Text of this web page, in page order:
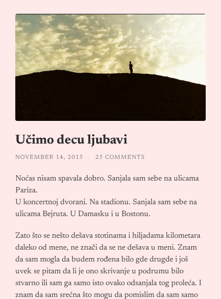
Učimo decu ljubavi
NOVEMBER 14, 2015 / 25 COMMENTS
Noćas nisam spavala dobro. Sanjala sam sebe na ulicama
Pariza.
U koncertnoj dvorani. Na stadionu. Sanjala sam sebe na
ulicama Bejruta. U Damasku i u Bostonu.
Zato što se nešto dešava stotinama i hiljadama kilometara
daleko od mene, ne znači da se ne dešava u meni. Znam
da sam mogla da budem rođena bilo gde drugde i još
uvek se pitam da li je ono skrivanje u podrumu bilo
stvarno ili sam ga samo isto ovako odsanjala tog proleća. I
znam da sam srećna što mogu da pomislim da sam samo